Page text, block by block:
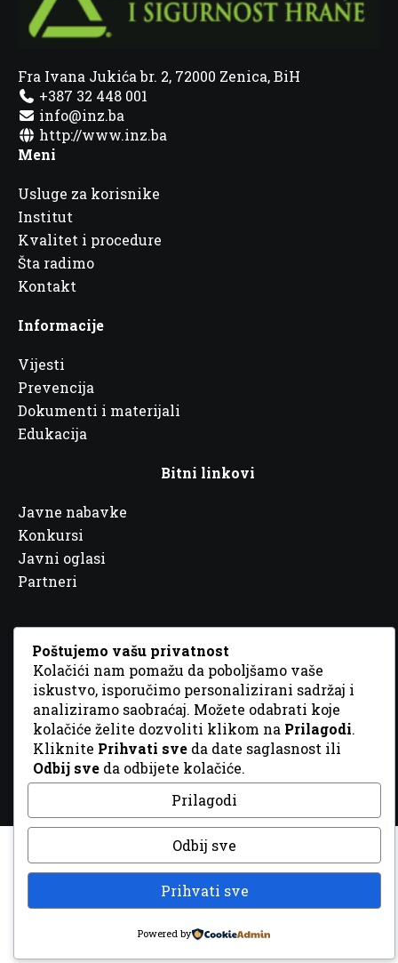
Fra Ivana Jukića br. 2, 72000 Zenica, BiH
+387 32 448 001
info@inz.ba
http://www.inz.ba
Meni
Usluge za korisnike
Institut
Kvalitet i procedure
Šta radimo
Kontakt
Informacije
Vijesti
Prevencija
Dokumenti i materijali
Edukacija
Bitni linkovi
Javne nabavke
Konkursi
Javni oglasi
Partneri
© 2026 Sva prava zadržana. DizajnGordonDM
Poštujemo vašu privatnost
Kolačići nam pomažu da poboljšamo vaše
iskustvo, isporučimo personalizirani sadržaj i
analiziramo saobraćaj. Možete odabrati koje
kolačiće želite dozvoliti klikom na Prilagodi.
Kliknite Prihvati sve da date saglasnost ili
Odbij sve da odbijete kolačiće.
Prilagodi
Odbij sve
Prihvati sve
Powered by